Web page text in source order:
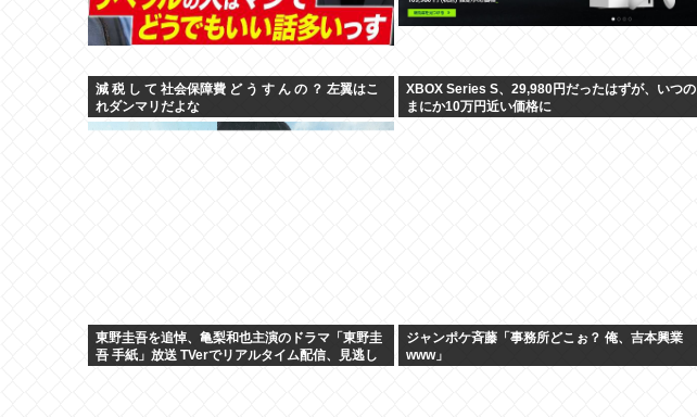
減 税 し て 社会保障費 ど う す ん の ？ 左翼はこ
れダンマリだよな
XBOX Series S、29,980円だったはずが、いつの
まにか10万円近い価格に
東野圭吾を追悼、亀梨和也主演のドラマ「東野圭
吾 手紙」放送 TVerでリアルタイム配信、見逃し
ジャンポケ斉藤「事務所どこぉ？ 俺、吉本興業
www」